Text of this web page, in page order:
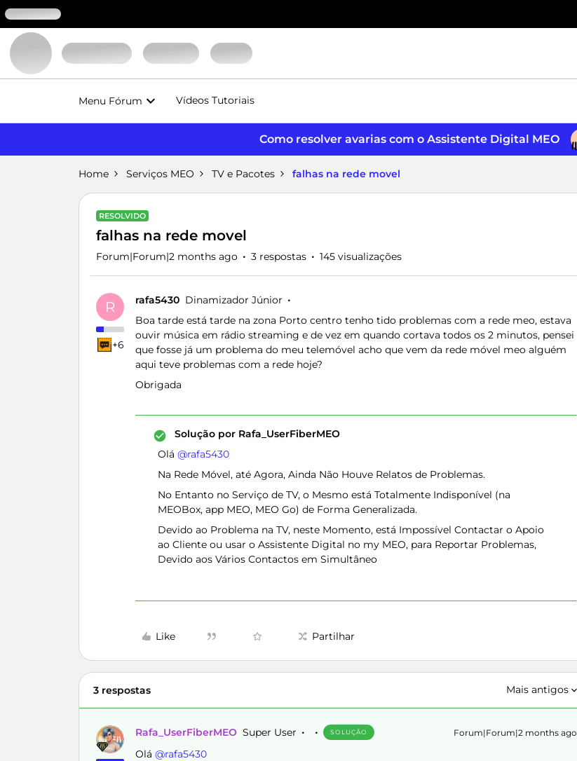
Menu Fórum Vídeos Tutoriais
Como resolver avarias com o Assistente Digital MEO
Home Serviços MEO TV e Pacotes falhas na rede movel
RESOLVIDO
falhas na rede movel
Forum|Forum|2 months ago 3 respostas 145 visualizações
R
+6
rafa5430 Dinamizador Júnior
Boa tarde está tarde na zona Porto centro tenho tido problemas com a rede meo, estava
ouvir música em rádio streaming e de vez em quando cortava todos os 2 minutos, pensei
que fosse já um problema do meu telemóvel acho que vem da rede móvel meo alguém
aqui teve problemas com a rede hoje?
Obrigada
Solução por Rafa_UserFiberMEO
Olá ​ @rafa5430
Na Rede Móvel, até Agora, Ainda Não Houve Relatos de Problemas.
No Entanto no Serviço de TV, o Mesmo está Totalmente Indisponível (na
MEOBox, app MEO, MEO Go) de Forma Generalizada.
Devido ao Problema na TV, neste Momento, está Impossível Contactar o Apoio
ao Cliente ou usar o Assistente Digital no my MEO, para Reportar Problemas,
Devido aos Vários Contactos em Simultâneo
Like Partilhar
3 respostas Mais antigos
Rafa_UserFiberMEO Super User SOLUÇÃO Forum|Forum|2 months ago
Olá ​ @rafa5430